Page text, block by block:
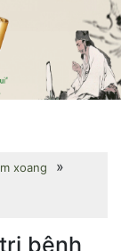
xoang »
bệnh